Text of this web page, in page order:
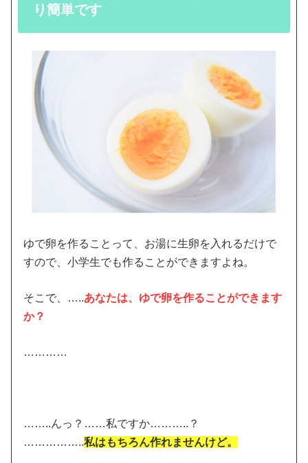
り簡単です
ゆで卵を作ることって、お湯に生卵を入れるだけで
すので、小学生でも作ることができますよね。
そこで、…..あなたは、ゆで卵を作ることができます
か？
…………
……..んっ？……私ですか………..？
……………..私はもちろん作れませんけど。